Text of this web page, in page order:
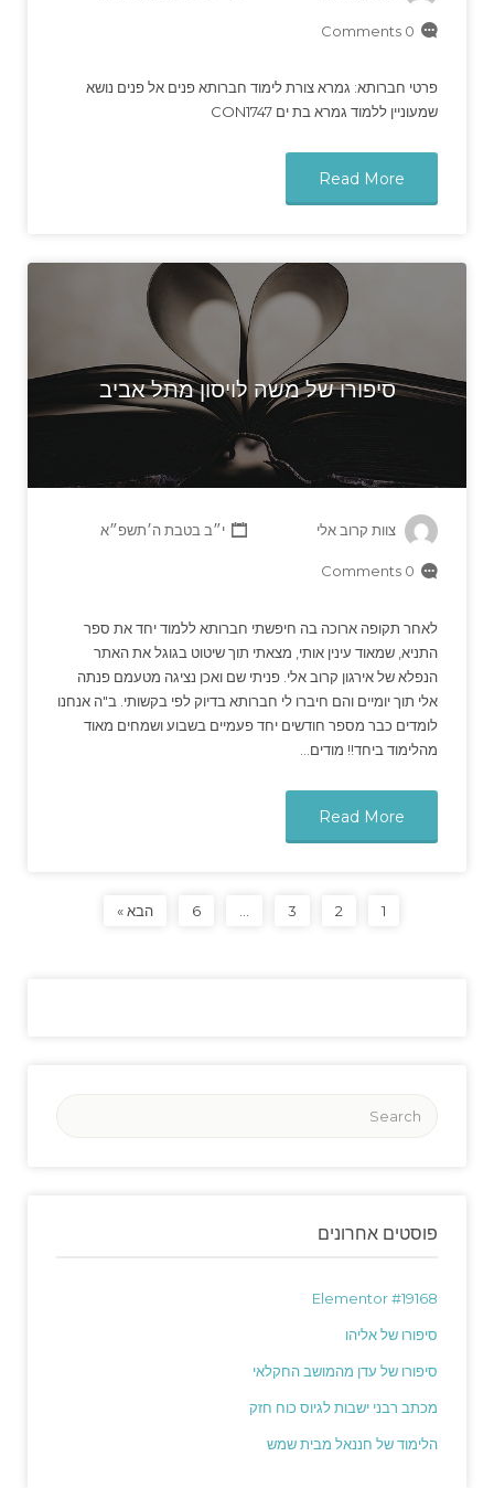
0 Comments
פרטי חברותא: גמרא צורת לימוד חברותא פנים אל פנים נושא
שמעוניין ללמוד גמרא בת ים CON1747
Read More
סיפורו של משה לויסון מתל אביב
צוות קרוב אלי י״ב בטבת ה׳תשפ״א
0 Comments
לאחר תקופה ארוכה בה חיפשתי חברותא ללמוד יחד את ספר
התניא, שמאוד עינין אותי, מצאתי תוך שיטוט בגוגל את האתר
הנפלא של אירגון קרוב אלי. פניתי שם ואכן נציגה מטעמם פנתה
אלי תוך יומיים והם חיברו לי חברותא בדיוק לפי בקשותי. ב"ה אנחנו
לומדים כבר מספר חודשים יחד פעמיים בשבוע ושמחים מאוד
מהלימוד ביחד!! מודים…
Read More
1
2
3
6 הבא »
פוסטים אחרונים
Elementor #19168
סיפורו של אליהו
סיפורו של עדן מהמושב החקלאי
מכתב רבני ישבות לגיוס כוח חזק
הלימוד של חננאל מבית שמש